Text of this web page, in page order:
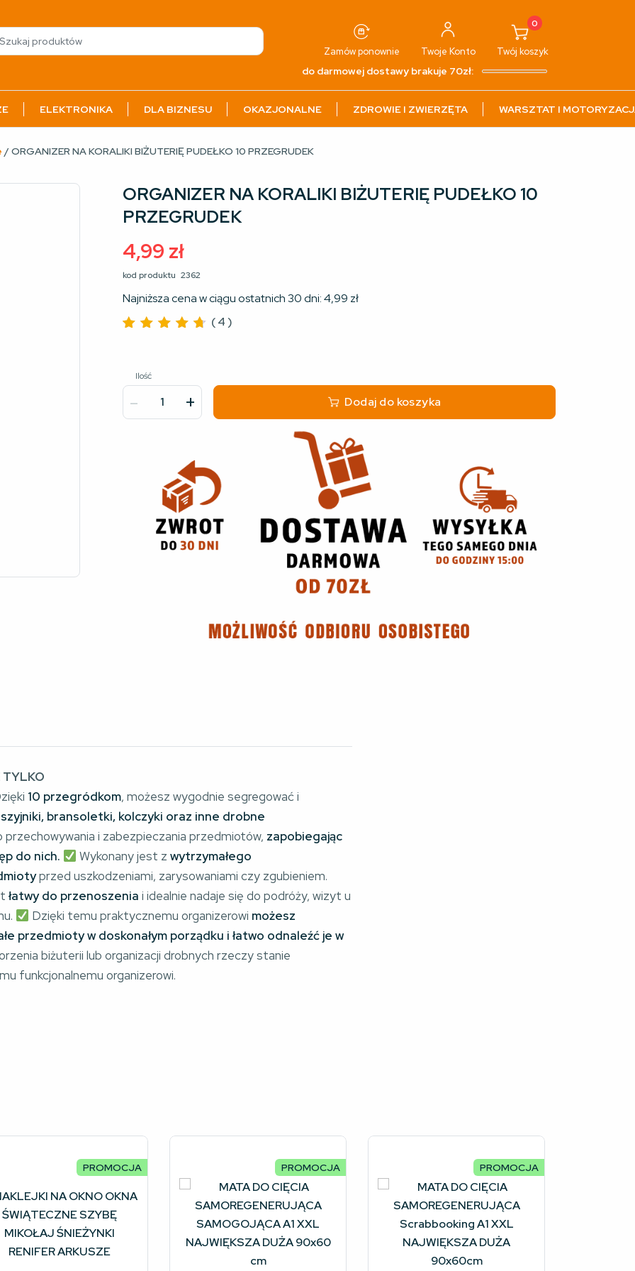
Zamów ponownie Twoje Konto
0
Twój koszyk
do darmowej dostawy brakuje 70zł:
ELEKTRONIKA DLA BIZNESU OKAZJONALNE ZDROWIE I ZWIERZĘTA WARSZTAT I
/ ORGANIZER NA KORALIKI BIŻUTERIĘ PUDEŁKO 10 PRZEGRUDEK
ORGANIZER NA KORALIKI BIŻUTERIĘ PUDEŁKO 10
PRZEGRUDEK
4,99 zł
kod produktu 2362
Najniższa cena w ciągu ostatnich 30 dni:4,99 zł
(4 )
Ilość
- + Dodaj do koszyka
TYLKO
10 przegródkom, możesz wygodnie segregować i
bransoletki, kolczyki oraz inne drobne
i zabezpieczania przedmiotów, zapobiegając
do nich.
Wykonany jest zwytrzymałego
przed uszkodzeniami, zarysowaniami czy zgubieniem.
łatwy do przenoszenia i idealnie nadaje się do podróży, wizyt u
Dzięki temu praktycznemu organizerowi możesz
przedmioty w doskonałym porządku i łatwo odnaleźć je w
biżuterii lub organizacji drobnych rzeczy stanie
funkcjonalnemu organizerowi.
PROMOCJA PROMOCJA PROMOCJA